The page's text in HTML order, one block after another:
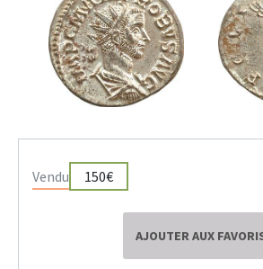
Vendu 150€
AJOUTER AUX